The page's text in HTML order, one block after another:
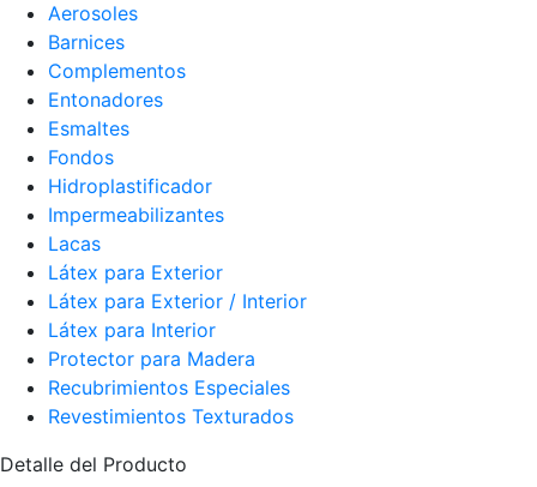
Aerosoles
Barnices
Complementos
Entonadores
Esmaltes
Fondos
Hidroplastificador
Impermeabilizantes
Lacas
Látex para Exterior
Látex para Exterior / Interior
Látex para Interior
Protector para Madera
Recubrimientos Especiales
Revestimientos Texturados
Detalle del Producto